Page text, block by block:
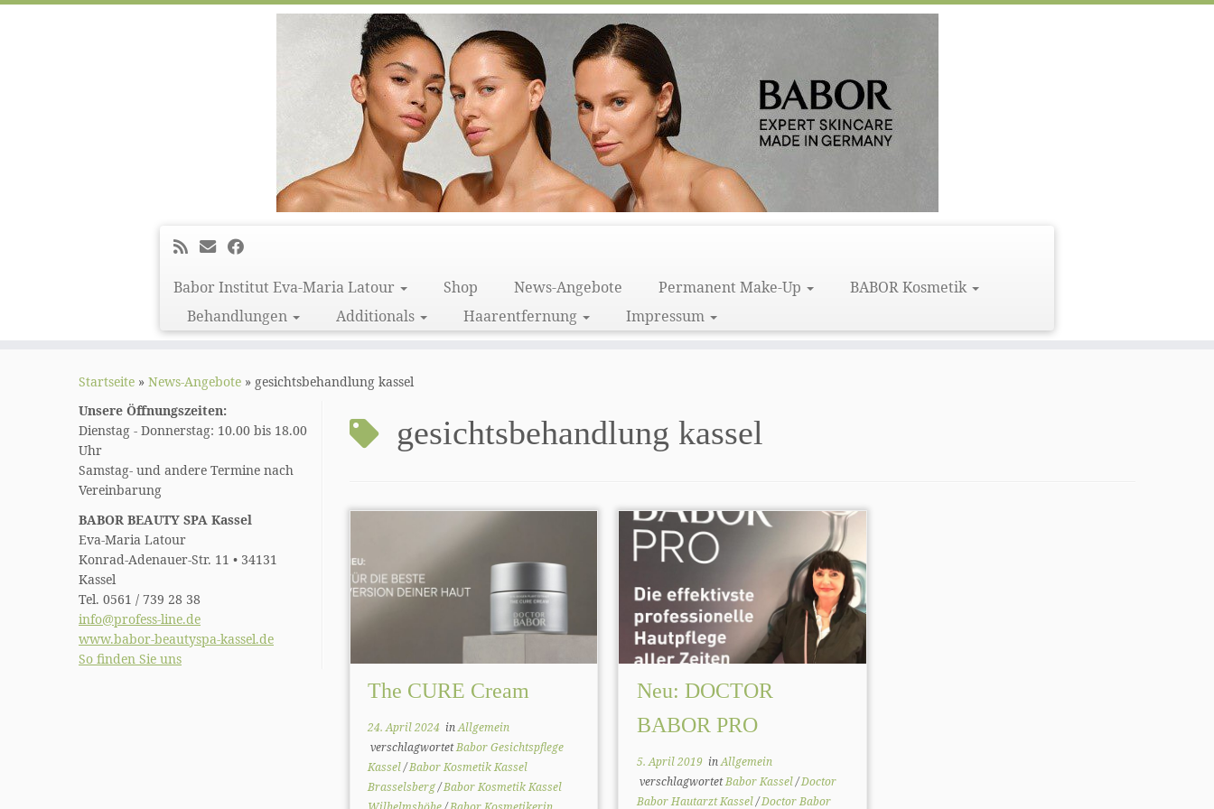
Babor Institut Eva-Maria Latour Shop News-Angebote Permanent Make-Up
BABOR Kosmetik
Behandlungen
Additionals Haarentfernung Impressum
Startseite » News-Angebote » gesichtsbehandlung kassel
Unsere Öffnungszeiten:
Dienstag - Donnerstag: 10.00 bis 18.00
Uhr
Samstag- und andere Termine nach
Vereinbarung
BABOR BEAUTY SPA Kassel
Eva-Maria Latour
Konrad-Adenauer-Str. 11 • 34131
Kassel
Tel. 0561 / 739 28 38
info@profess-line.de
www.babor-beautyspa-kassel.de
So finden Sie uns
gesichtsbehandlung kassel
The CURE Cream
24. April 2024 inAllgemein
verschlagwortetBabor Gesichtspflege
Kassel/Babor Kosmetik Kassel
Brasselsberg/Babor Kosmetik Kassel
Neu: DOCTOR
BABOR PRO
5. April 2019inAllgemein
verschlagwortetBabor Kassel/Doctor
Babor Hautarzt Kassel/Doctor Babor